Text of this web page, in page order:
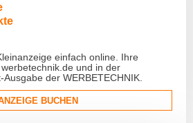
einfach online. Ihre
und in der
der WERBETECHNIK.
BUCHEN